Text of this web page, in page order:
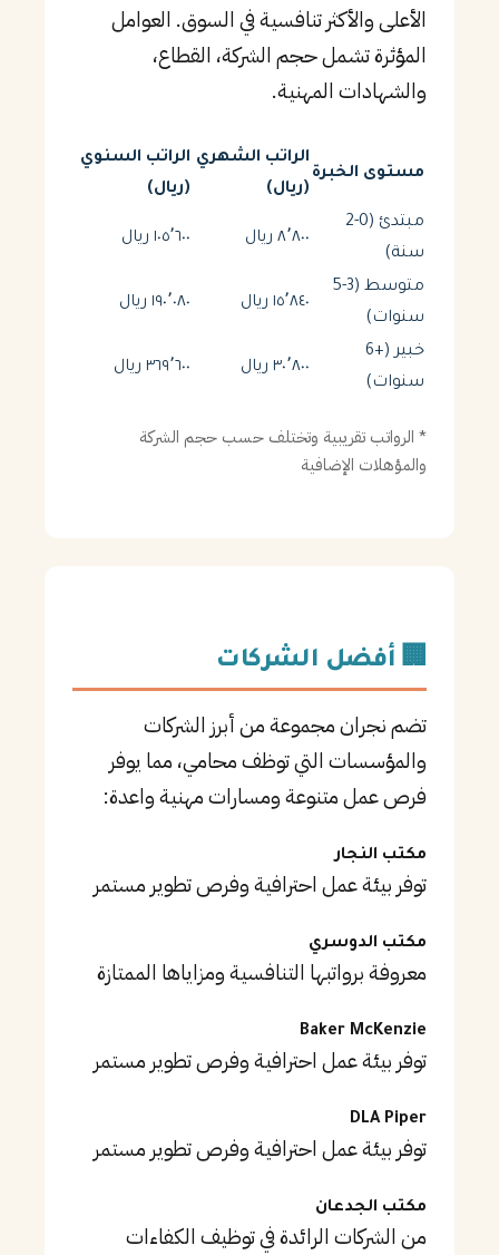
الأعلى والأكثر تنافسية في السوق. العوامل
المؤثرة تشمل حجم الشركة، القطاع،
والشهادات المهنية.
مستوى الخبرة
الراتب الشهري
(ريال)
الراتب السنوي
(ريال)
مبتدئ (0-2
سنة)
٨٬٨٠٠ ريال ١٠٥٬٦٠٠ ريال
متوسط (3-5
سنوات)
١٥٬٨٤٠ ريال ١٩٠٬٠٨٠ ريال
خبير (+6
سنوات)
٣٠٬٨٠٠ ريال ٣٦٩٬٦٠٠ ريال
* الرواتب تقريبية وتختلف حسب حجم الشركة
والمؤهلات الإضافية
🏢 أفضل الشركات
تضم نجران مجموعة من أبرز الشركات
والمؤسسات التي توظف محامي، مما يوفر
فرص عمل متنوعة ومسارات مهنية واعدة:
مكتب النجار
توفر بيئة عمل احترافية وفرص تطوير مستمر
مكتب الدوسري
معروفة برواتبها التنافسية ومزاياها الممتازة
Baker McKenzie
توفر بيئة عمل احترافية وفرص تطوير مستمر
DLA Piper
توفر بيئة عمل احترافية وفرص تطوير مستمر
مكتب الجدعان
من الشركات الرائدة في توظيف الكفاءات